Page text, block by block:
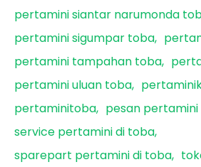
pertamini siantar narumonda
pertamini sigumpar toba
pertamini tampahan toba
pertamini uluan toba
pertaminitoba
pesan
service pertamini di toba
sparepart pertamini di toba